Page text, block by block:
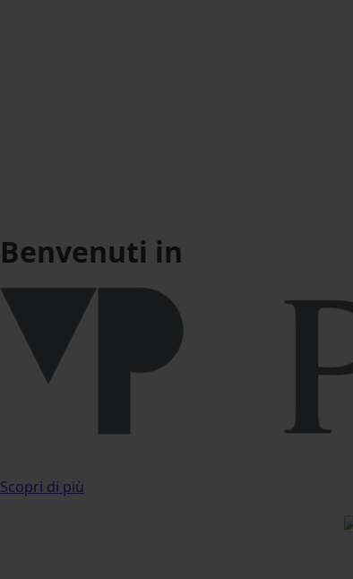
Benvenuti in
Scopri di più